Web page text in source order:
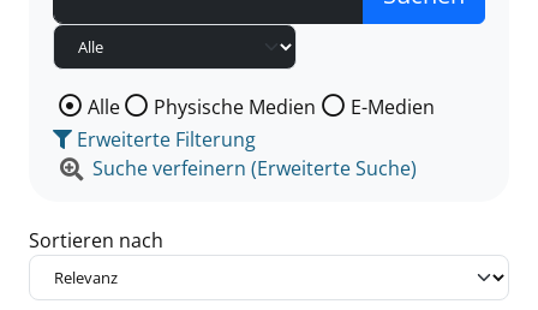
Wählen Sie die Medienart nach der Sie suchen wollen.
Alle Physische Medien
E-Medien
Erweiterte Filterung
Suche verfeinern (Erweiterte Suche)
Sortieren nach